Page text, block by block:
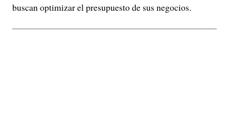
buscan optimizar el presupuesto de sus negocios.